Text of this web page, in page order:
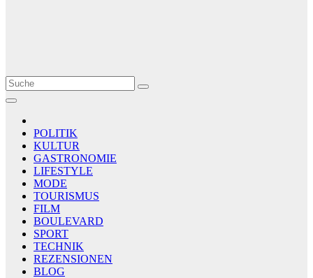
Le Matin
AGENCE DE PRESSE
POLITIK
KULTUR
GASTRONOMIE
LIFESTYLE
MODE
TOURISMUS
FILM
BOULEVARD
SPORT
TECHNIK
REZENSIONEN
BLOG